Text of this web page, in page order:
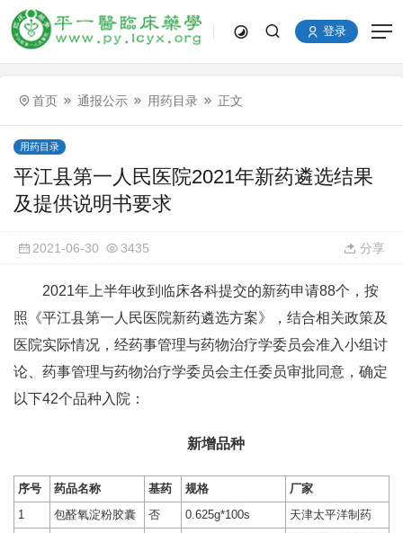
登录
首页 通报公示 用药目录 正文
用药目录
平江县第一人民医院2021年新药遴选结果
及提供说明书要求
2021-06-30 3435 分享
2021年上半年收到临床各科提交的新药申请88个，按
照《平江县第一人民医院新药遴选方案》，结合相关政策及
医院实际情况，经药事管理与药物治疗学委员会准入小组讨
论、药事管理与药物治疗学委员会主任委员审批同意，确定
以下42个品种入院：
新增品种
序号 药品名称 基药 规格
厂家
1
包醛氧淀粉胶囊 否 0.625g*100s 天津太平洋制药